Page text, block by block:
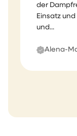
der
Einsatz
und...
Alena-